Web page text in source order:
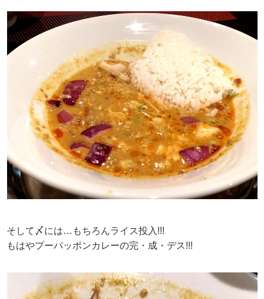
そして〆には…もちろんライス投入!!!
もはやプーパッポンカレーの完・成・デス!!!